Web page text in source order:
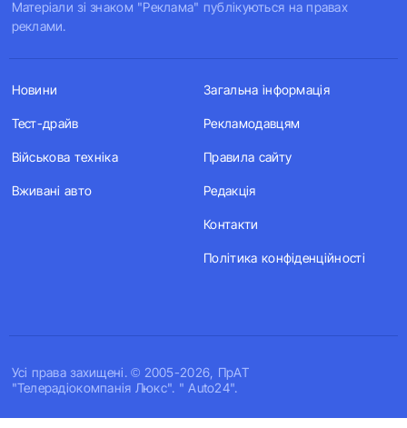
Матеріали зі знаком "Реклама" публікуються на правах
реклами.
Усi права захищенi. © 2005-2026, ПрАТ
"Телерадіокомпанія Люкс". " Auto24".
Новини
Тест-драйв
Військова техніка
Вживані авто
Загальна інформація
Рекламодавцям
Правила сайту
Редакція
Контакти
Політика конфіденційності